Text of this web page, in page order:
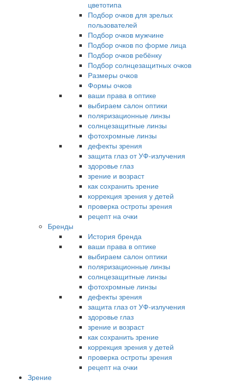
цветотипа
Подбор очков для зрелых
пользователей
Подбор очков мужчине
Подбор очков по форме лица
Подбор очков ребёнку
Подбор солнцезащитных очков
Размеры очков
Формы очков
ваши права в оптике
выбираем салон оптики
поляризационные линзы
солнцезащитные линзы
фотохромные линзы
дефекты зрения
защита глаз от УФ-излучения
здоровье глаз
зрение и возраст
как сохранить зрение
коррекция зрения у детей
проверка остроты зрения
рецепт на очки
Бренды
История бренда
ваши права в оптике
выбираем салон оптики
поляризационные линзы
солнцезащитные линзы
фотохромные линзы
дефекты зрения
защита глаз от УФ-излучения
здоровье глаз
зрение и возраст
как сохранить зрение
коррекция зрения у детей
проверка остроты зрения
рецепт на очки
Зрение